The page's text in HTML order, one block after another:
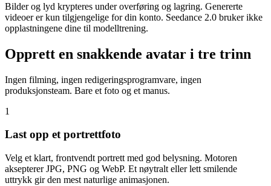
Bilder og lyd krypteres under overføring og lagring. Genererte
videoer er kun tilgjengelige for din konto. Seedance 2.0 bruker ikke
opplastningene dine til modelltrening.
Opprett en snakkende avatar i tre trinn
Ingen filming, ingen redigeringsprogramvare, ingen
produksjonsteam. Bare et foto og et manus.
1
Last opp et portrettfoto
Velg et klart, frontvendt portrett med god belysning. Motoren
aksepterer JPG, PNG og WebP. Et nøytralt eller lett smilende
uttrykk gir den mest naturlige animasjonen.